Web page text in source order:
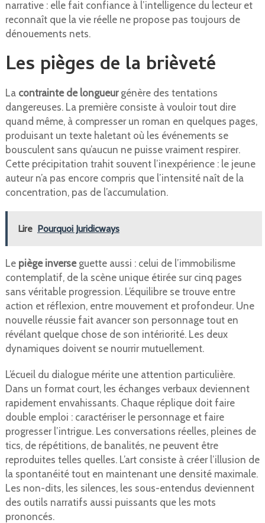
narrative : elle fait confiance à l’intelligence du lecteur et
reconnaît que la vie réelle ne propose pas toujours de
dénouements nets.
Les pièges de la brièveté
La contrainte de longueurgénère des tentations
dangereuses. La première consiste à vouloir tout dire
quand même, à compresser un roman en quelques pages,
produisant un texte haletant où les événements se
bousculent sans qu’aucun ne puisse vraiment respirer.
Cette précipitation trahit souvent l’inexpérience : le jeune
auteur n’a pas encore compris que l’intensité naît de la
concentration, pas de l’accumulation.
Lire Pourquoi Juridicways
Le piège inverse guette aussi : celui de l’immobilisme
contemplatif, de la scène unique étirée sur cinq pages
sans véritable progression. L’équilibre se trouve entre
action et réflexion, entre mouvement et profondeur. Une
nouvelle réussie fait avancer son personnage tout en
révélant quelque chose de son intériorité. Les deux
dynamiques doivent se nourrir mutuellement.
L’écueil du dialogue mérite une attention particulière.
Dans un format court, les échanges verbaux deviennent
rapidement envahissants. Chaque réplique doit faire
double emploi : caractériser le personnage et faire
progresser l’intrigue. Les conversations réelles, pleines de
tics, de répétitions, de banalités, ne peuvent être
reproduites telles quelles. L’art consiste à créer l’illusion de
la spontanéité tout en maintenant une densité maximale.
Les non-dits, les silences, les sous-entendus deviennent
des outils narratifs aussi puissants que les mots
prononcés.